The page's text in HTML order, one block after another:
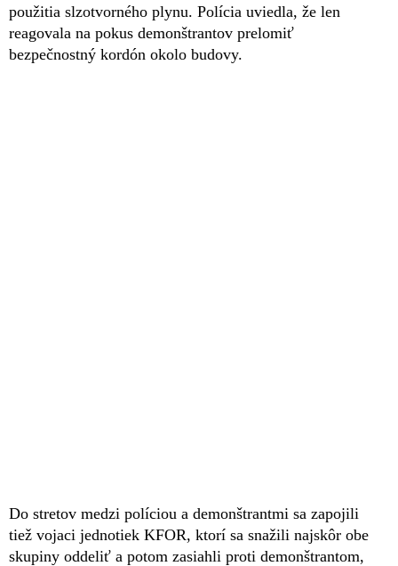
použitia slzotvorného plynu. Polícia uviedla, že len
reagovala na pokus demonštrantov prelomiť
bezpečnostný kordón okolo budovy.
Do stretov medzi políciou a demonštrantmi sa zapojili
tiež vojaci jednotiek KFOR, ktorí sa snažili najskôr obe
skupiny oddeliť a potom zasiahli proti demonštrantom,